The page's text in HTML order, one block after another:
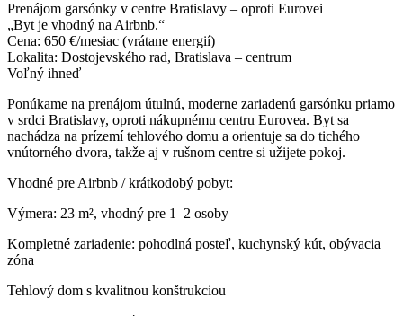
Prenájom garsónky v centre Bratislavy – oproti Eurovei
„Byt je vhodný na Airbnb.“
Cena: 650 €/mesiac (vrátane energií)
Lokalita: Dostojevského rad, Bratislava – centrum
Voľný ihneď
Ponúkame na prenájom útulnú, moderne zariadenú garsónku priamo
v srdci Bratislavy, oproti nákupnému centru Eurovea. Byt sa
nachádza na prízemí tehlového domu a orientuje sa do tichého
vnútorného dvora, takže aj v rušnom centre si užijete pokoj.
Vhodné pre Airbnb / krátkodobý pobyt:
Výmera: 23 m², vhodný pre 1–2 osoby
Kompletné zariadenie: pohodlná posteľ, kuchynský kút, obývacia
zóna
Tehlový dom s kvalitnou konštrukciou